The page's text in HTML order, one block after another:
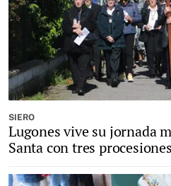
SIERO
Lugones vive su jornada
Santa con tres